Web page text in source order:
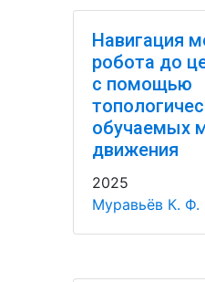
Навигация
робота до
с помощью
обучаемых
движения
2025
Муравьёв К. Ф.